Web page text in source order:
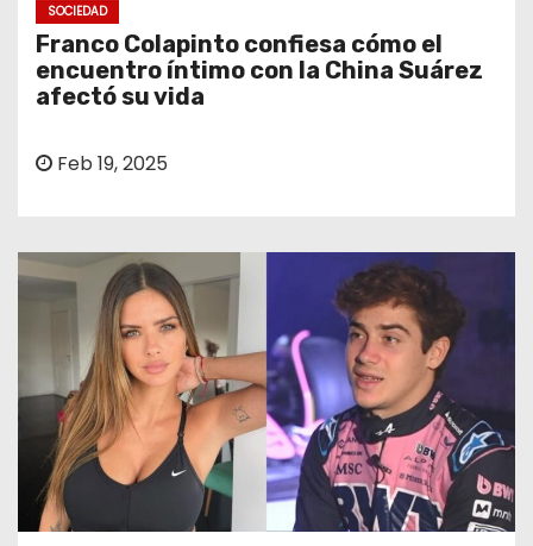
SOCIEDAD
Franco Colapinto confiesa cómo el
encuentro íntimo con la China Suárez
afectó su vida
Feb 19, 2025